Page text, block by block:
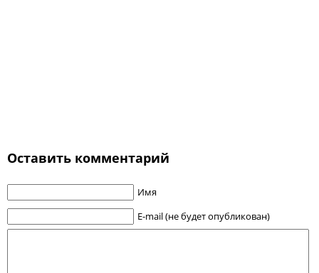
Оставить комментарий
Имя
E-mail (не будет опубликован)